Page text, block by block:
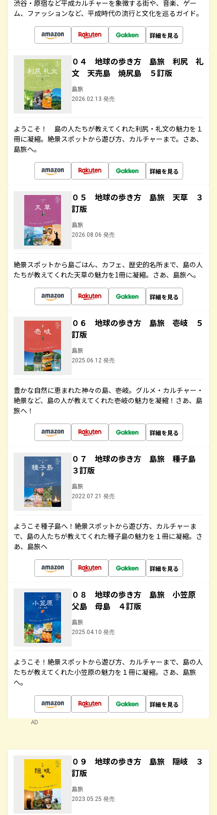
渋谷・原宿など平成カルチャーを象徴する街や、音楽、ゲー
ム、ファッションなど、平成時代の流行と文化を巡るガイド。
詳細を見る
０４ 地球の歩き方 島旅 利尻 礼
文 天売島 焼尻島 ５訂版
島旅
2026.02.13 発売
ようこそ！ 島の人たちが教えてくれた利尻・礼文の魅力を１
冊に凝縮。絶景スポットから遊び方、カルチャーまで。さあ、
島旅へ。
詳細を見る
０５ 地球の歩き方 島旅 天草 ３
訂版
島旅
2026.08.06 発売
絶景スポットから島ごはん、カフェ、歴史的名所まで、島の人
たちが教えてくれた天草の魅力を1冊に凝縮。さあ、島旅へ。
詳細を見る
０６ 地球の歩き方 島旅 壱岐 ５
訂版
島旅
2025.06.12 発売
豊かな自然に恵まれた神々の島、壱岐。グルメ・カルチャー・
絶景など、島の人が教えてくれた壱岐の魅力を凝縮！さあ、島
旅へ！
詳細を見る
０７ 地球の歩き方 島旅 種子島
３訂版
島旅
2022.07.21 発売
ようこそ種子島へ！絶景スポットから遊び方、カルチャーま
で、島の人たちが教えてくれた種子島の魅力を１冊に凝縮。さ
あ、島旅へ
詳細を見る
０８ 地球の歩き方 島旅 小笠原
父島 母島 ４訂版
島旅
2025.04.10 発売
ようこそ！絶景スポットから遊び方、カルチャーまで、島の人
たちが教えてくれた小笠原の魅力を１冊に凝縮。さあ、島旅
へ。
詳細を見る
AD
０９ 地球の歩き方 島旅 隠岐 ３
訂版
島旅
2023.05.25 発売